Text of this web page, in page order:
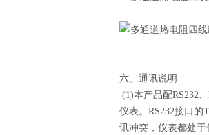
六、通讯说明
(1)本产品配RS232
仪表。RS232接口
讯冲突，仪表都处